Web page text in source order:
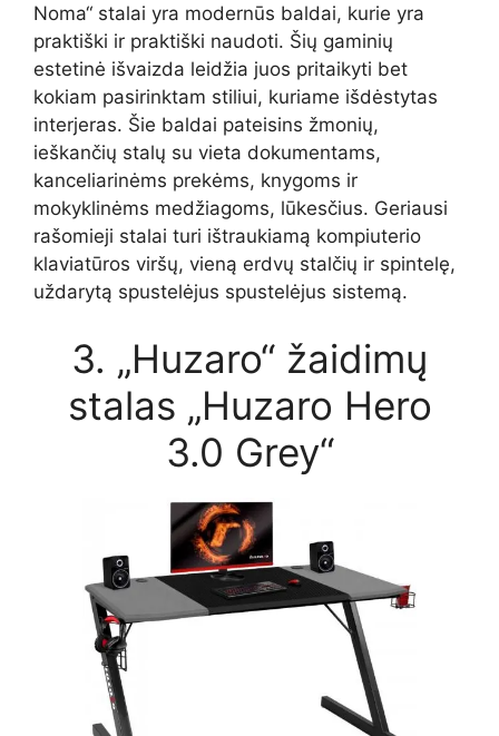
Noma“ stalai yra modernūs baldai, kurie yra
praktiški ir praktiški naudoti. Šių gaminių
estetinė išvaizda leidžia juos pritaikyti bet
kokiam pasirinktam stiliui, kuriame išdėstytas
interjeras. Šie baldai pateisins žmonių,
ieškančių stalų su vieta dokumentams,
kanceliarinėms prekėms, knygoms ir
mokyklinėms medžiagoms, lūkesčius. Geriausi
rašomieji stalai turi ištraukiamą kompiuterio
klaviatūros viršų, vieną erdvų stalčių ir spintelę,
uždarytą spustelėjus spustelėjus sistemą.
3. „Huzaro“ žaidimų
stalas „Huzaro Hero
3.0 Grey“